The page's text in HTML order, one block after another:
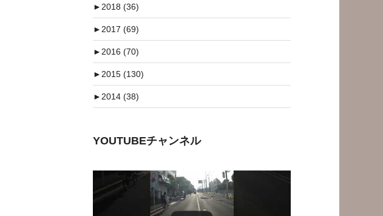
►2018 (36)
►2017 (69)
►2016 (70)
►2015 (130)
►2014 (38)
YOUTUBEチャンネル